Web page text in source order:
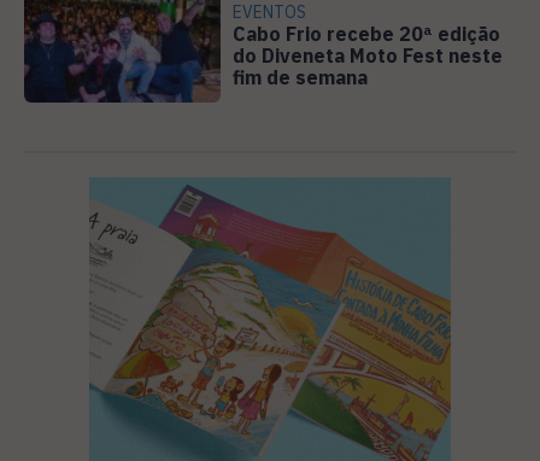
EVENTOS
Cabo Frio recebe 20ª edição
do Diveneta Moto Fest neste
fim de semana